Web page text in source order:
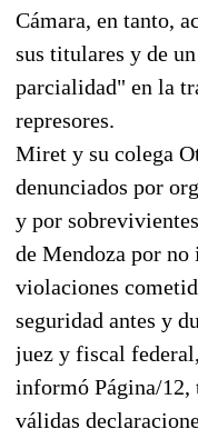
Cámara, en tanto,
sus titulares y de
parcialidad" en la
represores.
Miret y su colega
denunciados por
y por
de Mendoza por
violaciones
seguridad antes y
juez y fiscal
informó Página/12,
válidas